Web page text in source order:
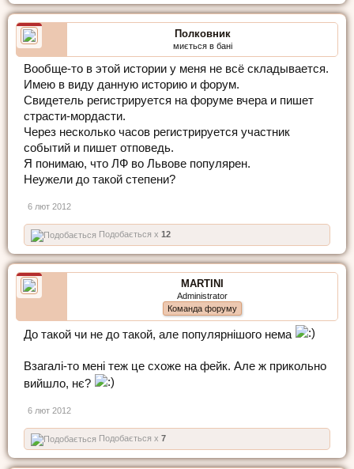
Полковник
миється в бані
Вообще-то в этой истории у меня не всё складывается.
Имею в виду данную историю и форум.
Свидетель регистрируется на форуме вчера и пишет
страсти-мордасти.
Через несколько часов регистрируется участник
событий и пишет отповедь.
Я понимаю, что ЛФ во Львове популярен.
Неужели до такой степени?
6 лют 2012
Подобається x 12
MARTINI
Administrator
Команда форуму
До такой чи не до такой, але популярнішого нема
Взагалі-то мені теж це схоже на фейк. Але ж прикольно
вийшло, нє?
6 лют 2012
Подобається x 7